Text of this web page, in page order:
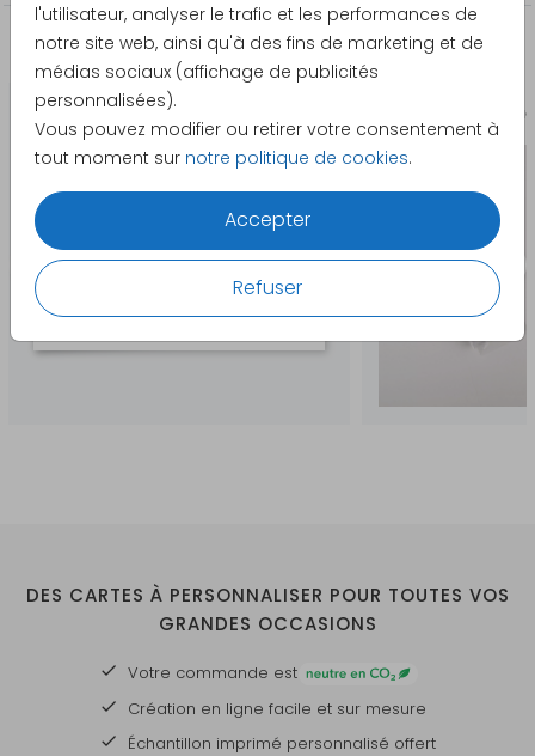
l'utilisateur, analyser le trafic et les performances de
notre site web, ainsi qu'à des fins de marketing et de
médias sociaux (affichage de publicités
personnalisées).
Vous pouvez modifier ou retirer votre consentement à
tout moment sur notre politique de cookies.
Accepter
Refuser
Produits qui pourraient vous intéresser
DES CARTES À PERSONNALISER POUR TOUTES VOS
GRANDES OCCASIONS
Votre commande est
Création en ligne facile et sur mesure
Échantillon imprimé personnalisé offert